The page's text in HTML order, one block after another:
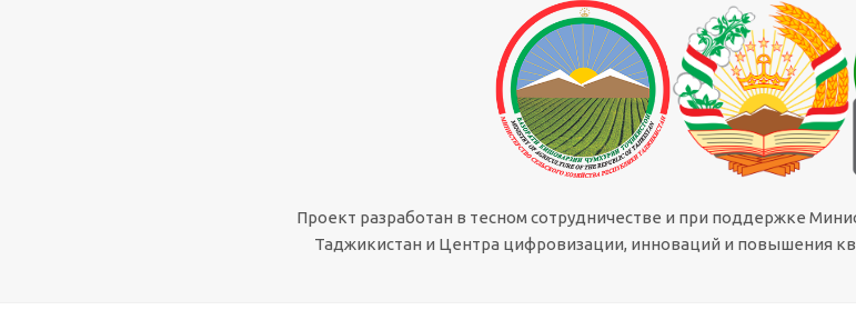
Проект разработан в тесном сотрудничестве и при поддержке
Таджикистан и Центра цифровизации, инноваций и повышения